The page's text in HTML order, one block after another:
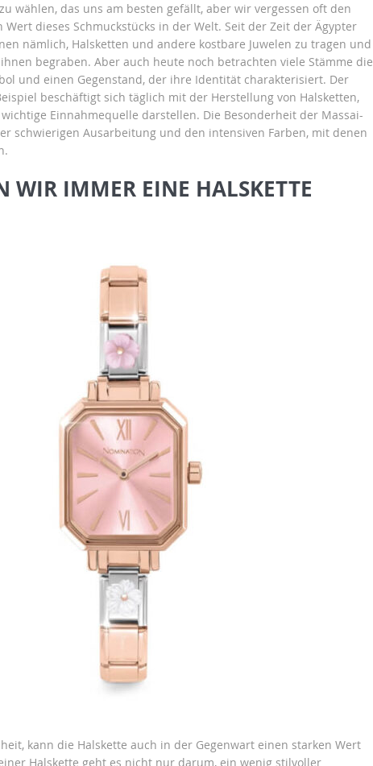
wählen, das uns am besten gefällt, aber wir vergessen oft den
dieses Schmuckstücks in der Welt. Seit der Zeit der Ägypter
nämlich, Halsketten und andere kostbare Juwelen zu tragen und
begraben. Aber auch heute noch betrachten viele Stämme die
und einen Gegenstand, der ihre Identität charakterisiert. Der
beschäftigt sich täglich mit der Herstellung von Halsketten,
Einnahmequelle darstellen. Die Besonderheit der Massai-
schwierigen Ausarbeitung und den intensiven Farben, mit denen
WIR IMMER EINE HALSKETTE
kann die Halskette auch in der Gegenwart einen starken Wert
Halskette geht es nicht nur darum, ein wenig stilvoller